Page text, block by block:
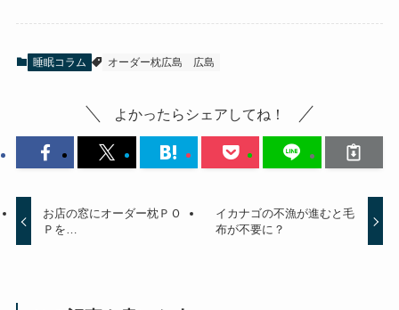
睡眠コラム オーダー枕広島 広島
よかったらシェアしてね！
お店の窓にオーダー枕ＰＯ
Ｐを…
イカナゴの不漁が進むと毛
布が不要に？